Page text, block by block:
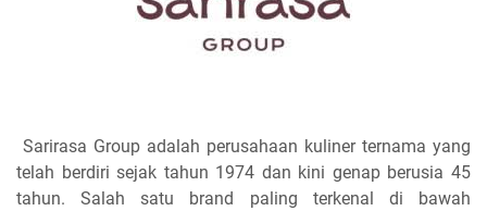
Sarirasa Group adalah perusahaan kuliner ternama yang
telah berdiri sejak tahun 1974 dan kini genap berusia 45
tahun. Salah satu brand paling terkenal di bawah